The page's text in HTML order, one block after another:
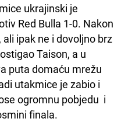
ukrajinski je
Red Bulla 1-0. Nakon
ipak ne i dovoljno brz
Taison, a u
puta domaću mrežu
utakmice je zabio i
ogromnu pobjedu i
finala.